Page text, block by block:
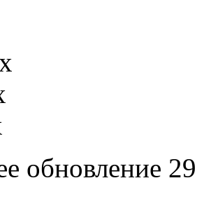
обновление 29